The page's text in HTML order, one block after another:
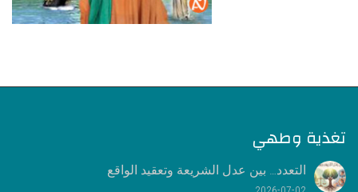
تغذية وطهي
التعدد… بين عدل الشريعة وتعقيد الواقع